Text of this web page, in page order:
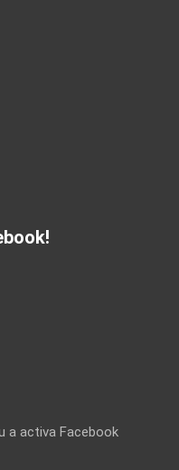
a activa Facebook